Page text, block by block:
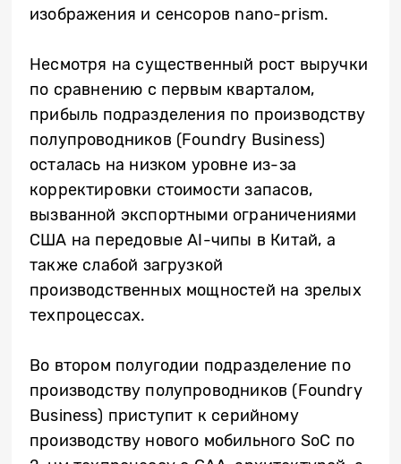
изображения и сенсоров nano-prism.
Несмотря на существенный рост выручки
по сравнению с первым кварталом,
прибыль подразделения по производству
полупроводников (Foundry Business)
осталась на низком уровне из-за
корректировки стоимости запасов,
вызванной экспортными ограничениями
США на передовые AI-чипы в Китай, а
также слабой загрузкой
производственных мощностей на зрелых
техпроцессах.
Во втором полугодии подразделение по
производству полупроводников (Foundry
Business) приступит к серийному
производству нового мобильного SoC по